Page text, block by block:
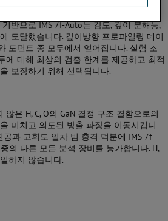
반으로 IMS 7f-Auto는 감도, 깊이 분해능,
도달했습니다. 깊이방향 프로파일링 데이
도펀트 종 모두에서 얻어집니다. 실험 조
에 대해 최상의 검출 한계를 제공하고 최적
보장하기 위해 선택됩니다.
않은 H, C, O의 GaN 결정 구조 결함으로의
미치고 의도된 방출 파장을 이동시킵니
과 고휘도 일차 빔 충격 덕분에 IMS 7f-
의 다른 모든 분석 장비를 능가합니다. H,
하지 않습니다.